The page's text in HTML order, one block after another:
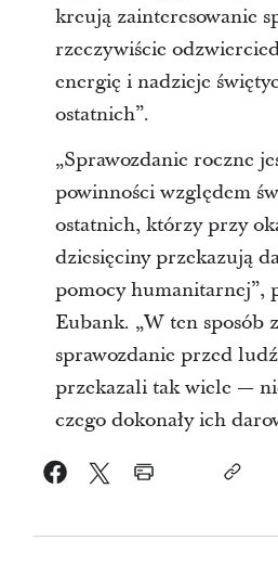
kreują zainteresowanie
rzeczywiście
energię i nadzieje
ostatnich”.
„Sprawozdanie roczne
powinności względem
ostatnich, którzy przy
dziesięciny przekazują
pomocy humanitarnej”,
Eubank. „W ten sposób
sprawozdanie przed
przekazali tak wiele —
czego dokonały ich